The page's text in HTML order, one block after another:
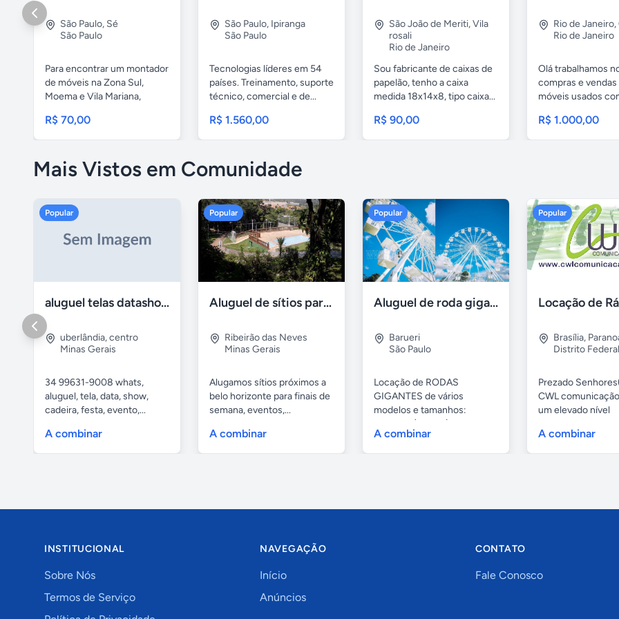
São Paulo, Sé
São Paulo
Para encontrar um montador
de móveis na Zona Sul,
Moema e Vila Mariana,
R$ 70,00
São Paulo, Ipiranga
São Paulo
Tecnologias líderes em 54
países. Treinamento, suporte
técnico, comercial e de...
R$ 1.560,00
São João de Meriti,Vila
rosali
Rio de Janeiro
Sou fabricante de caixas de
papelão, tenho a caixa
medida 18x14x8, tipo caixa...
R$ 90,00
Rio de Janeiro,
Rio de Janeiro
Olá trabalhamos
compras e vendas
móveis usados
R$ 1.000,00
Mais Vistos em Comunidade
Popular
aluguel telas datashow cadeiras uberlândia
uberlândia,centro
Minas Gerais
34 99631-9008 whats,
aluguel, tela, data, show,
cadeira, festa, evento,...
A combinar
Popular
Aluguel de sítios para festas e eventos em BH
Ribeirão das Neves
Minas Gerais
Alugamos sítios próximos a
belo horizonte para finais de
semana, eventos,...
A combinar
Popular
Aluguel de roda gigante
Barueri
São Paulo
Locação de RODAS
GIGANTES de vários
modelos e tamanhos:
4,80mts (infantil), 6,...
A combinar
Popular
Brasília,
Distrito Federal
Prezado
CWL
um elevado nível
A combinar
INSTITUCIONAL
Sobre Nós
Termos de Serviço
NAVEGAÇÃO
Início
Anúncios
CONTATO
Fale Conosco